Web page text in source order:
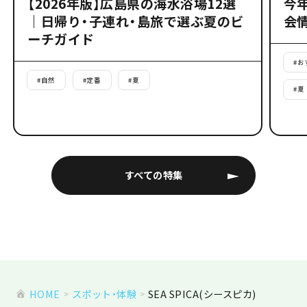
すべての特集
｜日帰り・子連れ・島旅で選ぶ夏のビ
ーチガイド
#自然 #定番 #夏
会
#お
#夏
HOME スポット・体験 SEA SPICA(シースピカ)